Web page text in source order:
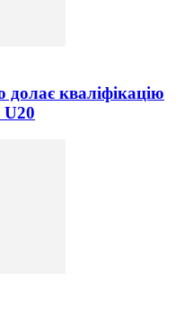
кваліфікацію
U20